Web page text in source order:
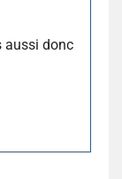
aussi donc